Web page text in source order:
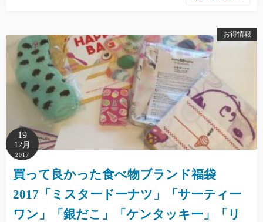
お得情報
19
12月
2017
買って良かった食べ物ブランド福袋
2017「ミスタードーナツ」「サーティー
ワン」「銀だこ」「ケンタッキー」「リ